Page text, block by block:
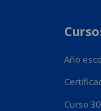
Año
Curso